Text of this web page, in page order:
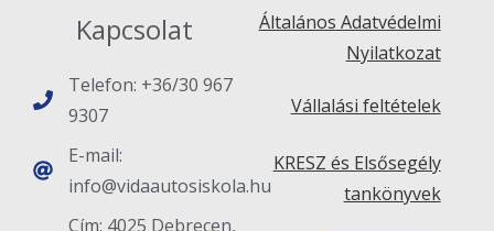
Kapcsolat
Telefon: +36/30 967
9307
E-mail:
info@vidaautosiskola.hu
Cím: 4025 Debrecen,
Általános Adatvédelmi
Nyilatkozat
Vállalási feltételek
KRESZ és Elsősegély
tankönyvek